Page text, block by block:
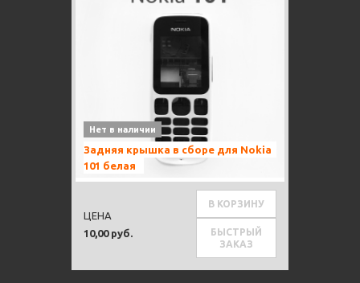
Нет в наличии
Задняя крышка в сборе для Nokia
101 белая
10,00 руб.
ЦЕНА
В КОРЗИНУ
БЫСТРЫЙ
ЗАКАЗ